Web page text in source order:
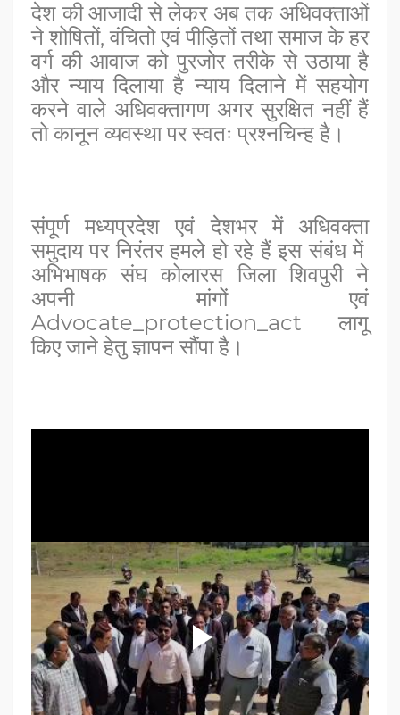
देश की आजादी से लेकर अब तक अधिवक्ताओं
ने शोषितों, वंचितो एवं पीड़ितों तथा समाज के हर
वर्ग की आवाज को पुरजोर तरीके से उठाया है
और न्याय दिलाया है न्याय दिलाने में सहयोग
करने वाले अधिवक्तागण अगर सुरक्षित नहीं हैं
तो कानून व्यवस्था पर स्वतः प्रश्नचिन्ह है।
संपूर्ण मध्यप्रदेश एवं देशभर में अधिवक्ता
समुदाय पर निरंतर हमले हो रहे हैं इस संबंध में
अभिभाषक संघ कोलारस जिला शिवपुरी ने
अपनी मांगों एवं
Advocate_protection_act लागू
किए जाने हेतु ज्ञापन सौंपा है।